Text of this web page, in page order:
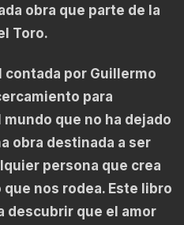
obra que parte de la
Toro.
contada por Guillermo
para
que no ha dejado
obra destinada a ser
persona que crea
nos rodea. Este libro
descubrir que el amor